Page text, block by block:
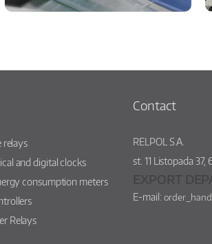
relays
and digital clocks
consumption meters
Relays
Contact
RELPOL S.A.
st. 11 Listopada 37,
E-mail: